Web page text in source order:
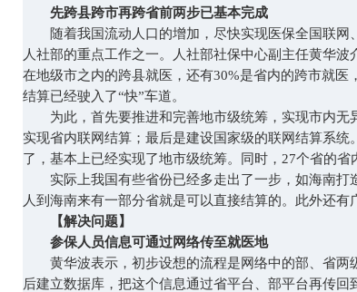
先跨县跨市再跨省前两步已基本完成
随着我国流动人口的增加，尽快实现医保全国联网
人社部的重点工作之一。人社部社保中心副主任黄华
在地级市之内的跨县就医，还有30%是省内的跨市就
结算已经驶入了“快”车道。
为此，首先要推进和完善地市级统筹，实现市内无
实现省内联网结算；最后是建设国家级的联网结算系
了，基本上已经实现了地市级统筹。同时，27个省的省
实际上我国有些省份已经多走出了一步，如海南打
人到海南来有一部分省就是可以直接结算的。此外还有
【解决问题】
参保人员信息可通过网络传至就医地
黄华波表示，初步设想的流程是网络中的部、省两
后建立数据库，把这个信息通过省平台、部平台再传